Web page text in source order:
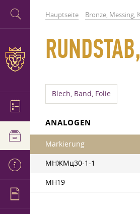
Hauptseite Bronze, Messing,
Blech, Band, Folie
ANALOGEN
Markierung
МНЖМц30-1-1
МН19